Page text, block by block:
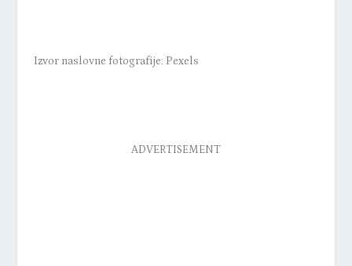
Izvor naslovne fotografije: Pexels
ADVERTISEMENT